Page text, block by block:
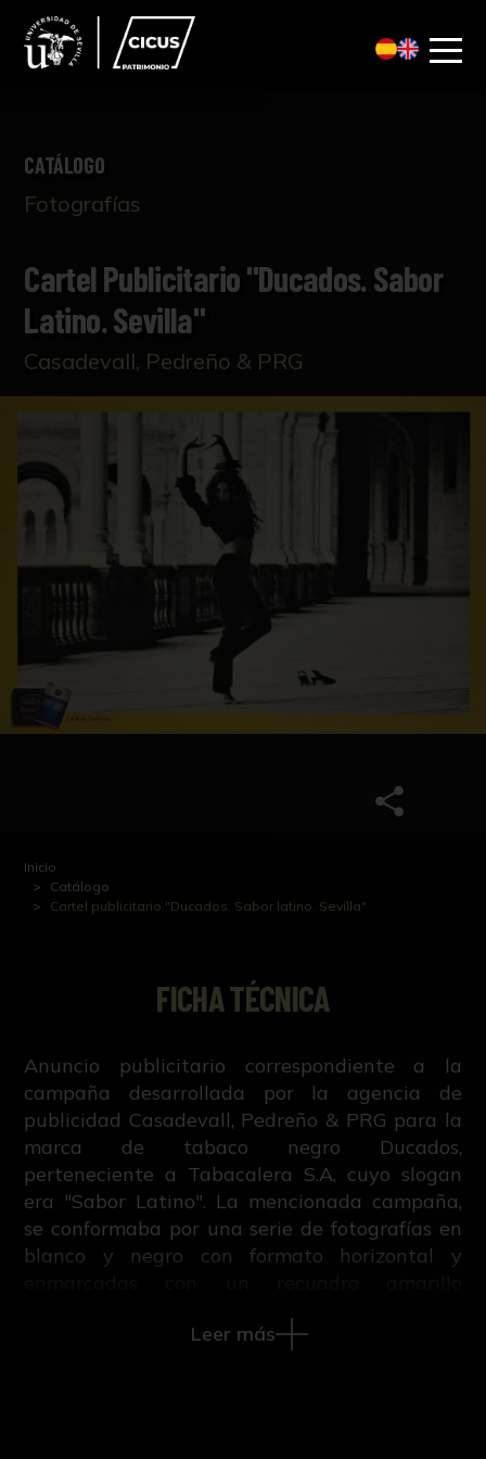
CATÁLOGO
Fotografías
Cartel Publicitario "Ducados. Sabor
Latino. Sevilla"
Casadevall, Pedreño & PRG
Inicio
Catálogo
Cartel publicitario "Ducados. Sabor latino. Sevilla"
FICHA TÉCNICA
Anuncio publicitario correspondiente a la
campaña desarrollada por la agencia de
publicidad Casadevall, Pedreño & PRG para la
marca de tabaco negro Ducados,
perteneciente a Tabacalera S.A, cuyo slogan
era "Sabor Latino". La mencionada campaña,
se conformaba por una serie de fotografías en
blanco y negro con formato horizontal y
mostraban la esencia y vida cotidiana de las
Leer más